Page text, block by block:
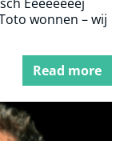
wonnen – wij
Read more